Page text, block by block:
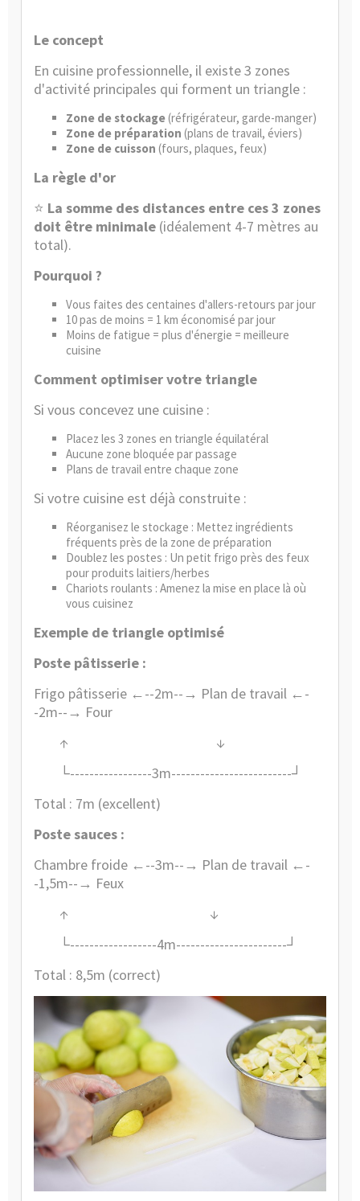
Le concept
En cuisine professionnelle, il existe 3 zones
d'activité principales qui forment un triangle :
Zone de stockage(réfrigérateur, garde-manger)
Zone de préparation (plans de travail, éviers)
Zone de cuisson (fours, plaques, feux)
La règle d'or
⭐ La somme des distances entre ces 3 zones
doit être minimale (idéalement 4-7 mètres au
total).
Pourquoi ?
Vous faites des centaines d'allers-retours par jour
10 pas de moins = 1 km économisé par jour
Moins de fatigue = plus d'énergie = meilleure
cuisine
Comment optimiser votre triangle
Si vous concevez une cuisine :
Placez les 3 zones en triangle équilatéral
Aucune zone bloquée par passage
Plans de travail entre chaque zone
Si votre cuisine est déjà construite :
Réorganisez le stockage : Mettez ingrédients
fréquents près de la zone de préparation
Doublez les postes : Un petit frigo près des feux
pour produits laitiers/herbes
Chariots roulants : Amenez la mise en place là où
vous cuisinez
Exemple de triangle optimisé
Poste pâtisserie :
Frigo pâtisserie ←--2m--→ Plan de travail ←-
-2m--→ Four
↑
↓
└-----------------3m-------------------------┘
Total : 7m (excellent)
Poste sauces :
Chambre froide ←--3m--→ Plan de travail ←-
-1,5m--→ Feux
↑
↓
└------------------4m-----------------------┘
Total : 8,5m (correct)